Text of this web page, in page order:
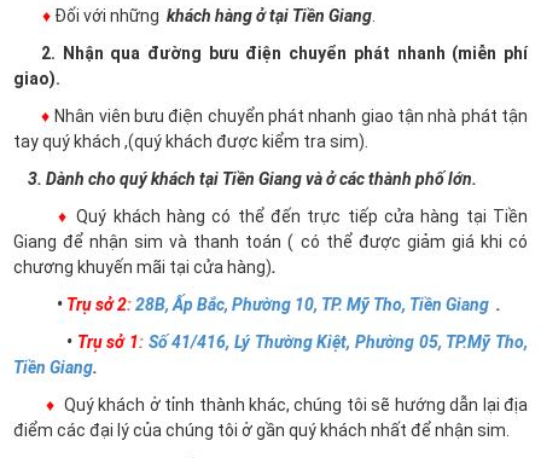
♦ Đối với những khách hàng ở tại Tiền Giang
2. Nhận qua đường bưu điện chuyển phát nhanh (miễn phí
giao).
♦ Nhân viên bưu điện chuyển phát nhanh giao tận nhà phát tận
tay quý khách ,(quý khách được kiểm tra sim).
3. Dành cho quý khách tại Tiền Giang và ở các thành phố lớn.
♦ Quý khách hàng có thể đến trực tiếp cửa hàng tại Tiền
Giang để nhận sim và thanh toán ( có thể được giảm giá khi có
chương khuyến mãi tại cửa hàng).
• Trụ sở 2:28B, Ấp Bắc, Phường 10, TP. Mỹ Tho, Tiền Giang .
• Trụ sở 1: Số 41/416, Lý Thường Kiệt, Phường 05, TP.Mỹ Tho,
Tiền Giang.
♦ Quý khách ở tỉnh thành khác, chúng tôi sẽ hướng dẫn lại địa
điểm các đại lý của chúng tôi ở gần quý khách nhất để nhận sim.